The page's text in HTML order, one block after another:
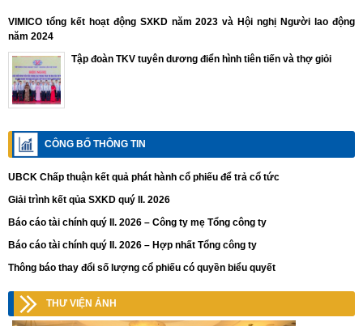
VIMICO tổng kết hoạt động SXKD năm 2023 và Hội nghị Người lao động
năm 2024
Tập đoàn TKV tuyên dương điển hình tiên tiến và thợ giỏi
CÔNG BỐ THÔNG TIN
UBCK Chấp thuận kết quả phát hành cổ phiếu để trả cổ tức
Giải trình kết qủa SXKD quý II. 2026
Báo cáo tài chính quý II. 2026 – Công ty mẹ Tổng công ty
Báo cáo tài chính quý II. 2026 – Hợp nhất Tổng công ty
Thông báo thay đổi số lượng cổ phiếu có quyền biểu quyết
THƯ VIỆN ẢNH